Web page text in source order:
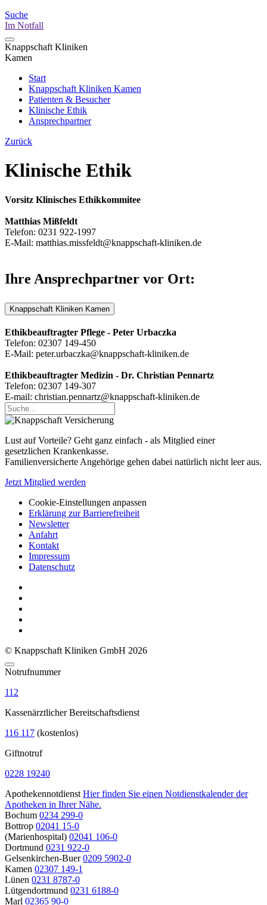
Suche
Im Notfall
Knappschaft Kliniken
Kamen
Start
Knappschaft Kliniken Kamen
Patienten & Besucher
Klinische Ethik
Ansprechpartner
Zurück
Klinische Ethik
Vorsitz Klinisches Ethikkommitee
Matthias Mißfeldt
Telefon: 0231 922-1997
E-Mail: matthias.missfeldt@knappschaft-kliniken.de
Ihre Ansprechpartner vor Ort:
Knappschaft Kliniken Kamen
Ethikbeauftragter Pflege - Peter Urbaczka
Telefon: 02307 149-450
E-Mail: peter.urbaczka@knappschaft-kliniken.de
Ethikbeauftragter Medizin - Dr. Christian Pennartz
Telefon: 02307 149-307
E-mail: christian.pennartz@knappschaft-kliniken.de
Lust auf Vorteile? Geht ganz einfach - als Mitglied einer
gesetzlichen Krankenkasse.
Familienversicherte Angehörige gehen dabei natürlich nicht leer aus.
Jetzt Mitglied werden
Cookie-Einstellungen anpassen
Erklärung zur Barrierefreiheit
Newsletter
Anfahrt
Kontakt
Impressum
Datenschutz
© Knappschaft Kliniken GmbH 2026
Notrufnummer
112
Kassenärztlicher Bereitschaftsdienst
116 117 (kostenlos)
Giftnotruf
0228 19240
Apothekennotdienst Hier finden Sie einen Notdienstkalender der
Apotheken in Ihrer Nähe.
Bochum 0234 299-0
Bottrop 02041 15-0
(Marienhospital) 02041 106-0
Dortmund 0231 922-0
Gelsenkirchen-Buer 0209 5902-0
Kamen 02307 149-1
Lünen 0231 8787-0
Lütgendortmund 0231 6188-0
Marl 02365 90-0